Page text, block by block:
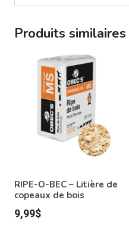
Produits similaires
RIPE-O-BEC – Litière de
copeaux de bois
9,99$